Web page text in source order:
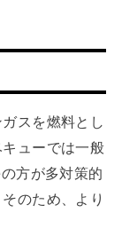
スを燃料とし
ューでは一般
方が多対策的
のため、より